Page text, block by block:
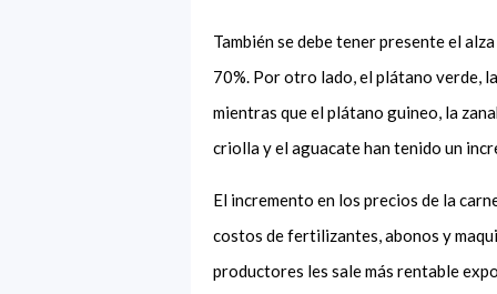
También se debe tener presente el
70%. Por otro lado, el plátano verde,
mientras que el plátano guineo, la
criolla y el aguacate han tenido un
El incremento en los precios de la
costos de fertilizantes, abonos y
productores les sale más rentable